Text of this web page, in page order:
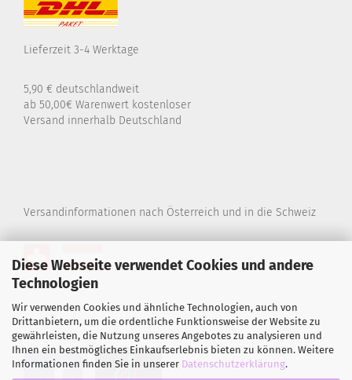
Diese Webseite verwendet Cookies und andere
Technologien
Wir verwenden Cookies und ähnliche Technologien, auch von
Drittanbietern, um die ordentliche Funktionsweise der Website zu
gewährleisten, die Nutzung unseres Angebotes zu analysieren und
Ihnen ein bestmögliches Einkaufserlebnis bieten zu können. Weitere
Informationen finden Sie in unserer Datenschutzerklärung.
Lieferzeit 3-4 Werktage
5,90 € deutschlandweit
ab 50,00€ Warenwert kostenloser
Versand innerhalb Deutschland
Versandinformationen nach Österreich und in die Schweiz